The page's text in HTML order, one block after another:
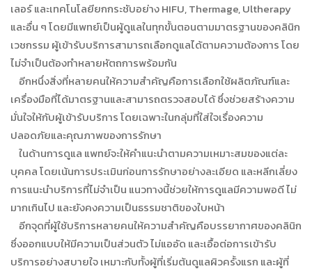
เลอร์ และเทคโนโลยียกกระชับอย่าง HIFU, Thermage, Ultherapy
และอื่น ๆ โดยมีแพทย์เป็นผู้ดูแลในทุกขั้นตอนตามมาตรฐานของคลินิก
เวชกรรม ผู้เข้ารับบริการสามารถเลือกดูแลได้ตามความต้องการ โดย
ไม่จำเป็นต้องทำหลายหัตถการพร้อมกัน
อีกหนึ่งสิ่งที่หลายคนให้ความสำคัญคือการเลือกใช้ผลิตภัณฑ์และ
เครื่องมือที่ได้มาตรฐานและสามารถตรวจสอบได้ ซึ่งช่วยสร้างความ
มั่นใจให้กับผู้เข้ารับบริการ โดยเฉพาะในกลุ่มที่ใส่ใจเรื่องความ
ปลอดภัยและคุณภาพของการรักษา
ในด้านการดูแล แพทย์จะให้คำแนะนำตามความเหมาะสมของแต่ละ
บุคคล โดยเน้นการประเมินก่อนการรักษาอย่างละเอียด และหลีกเลี่ยง
การแนะนำบริการที่ไม่จำเป็น แนวทางนี้ช่วยให้การดูแลมีความพอดี ไม่
มากเกินไป และยังคงความเป็นธรรมชาติของใบหน้า
อีกจุดที่ผู้ใช้บริการหลายคนให้ความสำคัญคือบรรยากาศของคลินิก
ซึ่งออกแบบให้มีความเป็นส่วนตัว ไม่แออัด และเอื้อต่อการเข้ารับ
บริการอย่างสบายใจ เหมาะกับทั้งผู้ที่เริ่มต้นดูแลผิวครั้งแรก และผู้ที่